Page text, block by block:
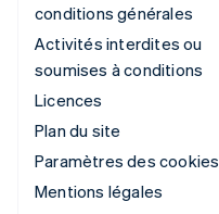
conditions générales
Activités interdites ou
soumises à conditions
Licences
Plan du site
Paramètres des cookies
Mentions légales